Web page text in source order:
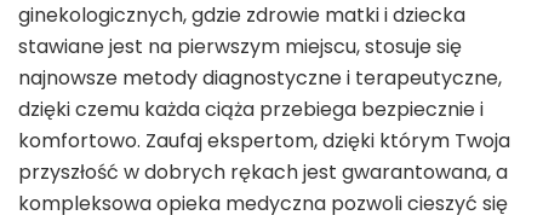
ginekologicznych, gdzie zdrowie matki i dziecka
stawiane jest na pierwszym miejscu, stosuje się
najnowsze metody diagnostyczne i terapeutyczne,
dzięki czemu każda ciąża przebiega bezpiecznie i
komfortowo. Zaufaj ekspertom, dzięki którym Twoja
przyszłość w dobrych rękach jest gwarantowana, a
kompleksowa opieka medyczna pozwoli cieszyć się